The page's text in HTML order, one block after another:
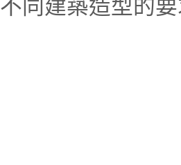
不同建築造型的